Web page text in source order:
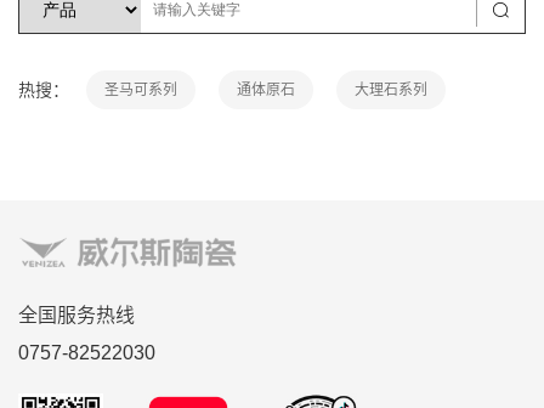
热搜： 圣马可系列 通体原石 大理石系列
全国服务热线
0757-82522030